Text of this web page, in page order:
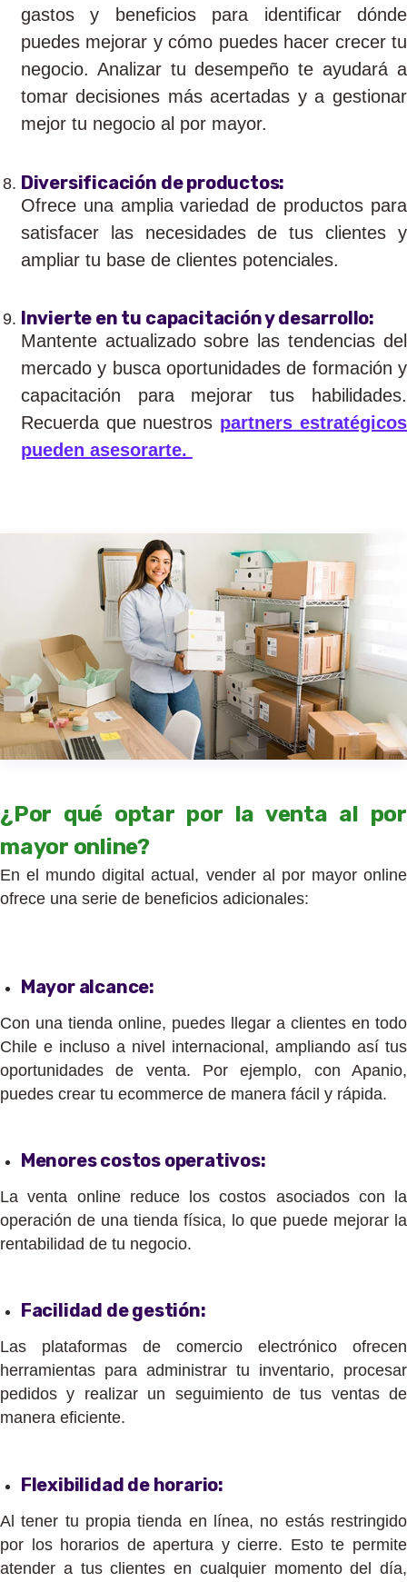
gastos y beneficios para identificar dónde
puedes mejorar y cómo puedes hacer crecer tu
negocio. Analizar tu desempeño te ayudará a
tomar decisiones más acertadas y a gestionar
mejor tu negocio al por mayor.
Diversificación de productos:
Ofrece una amplia variedad de productos para
satisfacer las necesidades de tus clientes y
ampliar tu base de clientes potenciales.
Invierte en tu capacitación y desarrollo:
Mantente actualizado sobre las tendencias del
mercado y busca oportunidades de formación y
capacitación para mejorar tus habilidades.
Recuerda que nuestros partners estratégicos
pueden asesorarte.
¿Por qué optar por la venta al por
mayor online?
En el mundo digital actual, vender al por mayor online
ofrece una serie de beneficios adicionales:
Mayor alcance:
Con una tienda online, puedes llegar a clientes en todo
Chile e incluso a nivel internacional, ampliando así tus
oportunidades de venta. Por ejemplo, con Apanio,
puedes crear tu ecommerce de manera fácil y rápida.
Menores costos operativos:
La venta online reduce los costos asociados con la
operación de una tienda física, lo que puede mejorar la
rentabilidad de tu negocio.
Facilidad de gestión:
Las plataformas de comercio electrónico ofrecen
herramientas para administrar tu inventario, procesar
pedidos y realizar un seguimiento de tus ventas de
manera eficiente.
Flexibilidad de horario:
Al tener tu propia tienda en línea, no estás restringido
por los horarios de apertura y cierre. Esto te permite
atender a tus clientes en cualquier momento del día,